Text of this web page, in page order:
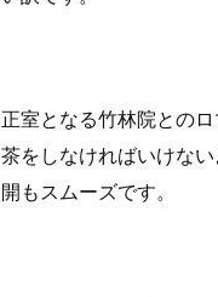
正室となる竹林院との
茶をしなければいけな
開もスムーズです。